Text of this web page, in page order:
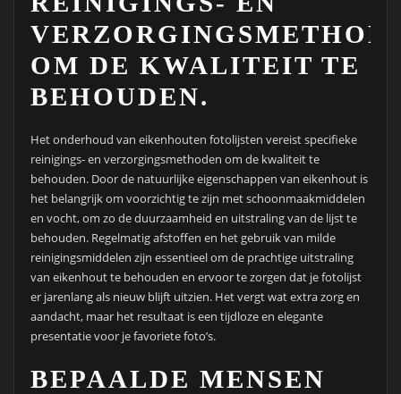
OM DE KWALITEIT TE
BEHOUDEN.
Het onderhoud van eikenhouten fotolijsten vereist specifieke
reinigings- en verzorgingsmethoden om de kwaliteit te
behouden. Door de natuurlijke eigenschappen van eikenhout is
het belangrijk om voorzichtig te zijn met schoonmaakmiddelen
en vocht, om zo de duurzaamheid en uitstraling van de lijst te
behouden. Regelmatig afstoffen en het gebruik van milde
reinigingsmiddelen zijn essentieel om de prachtige uitstraling
van eikenhout te behouden en ervoor te zorgen dat je fotolijst
er jarenlang als nieuw blijft uitzien. Het vergt wat extra zorg en
aandacht, maar het resultaat is een tijdloze en elegante
presentatie voor je favoriete foto’s.
BEPAALDE MENSEN